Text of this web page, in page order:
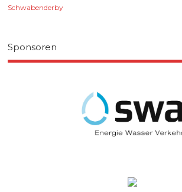
Schwabenderby
Sponsoren